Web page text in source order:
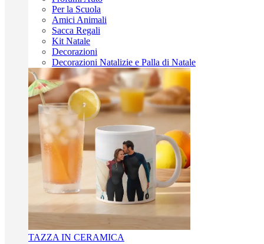
Per la Scuola
Amici Animali
Sacca Regali
Kit Natale
Decorazioni
Decorazioni Natalizie e Palla di Natale
TAZZA IN CERAMICA